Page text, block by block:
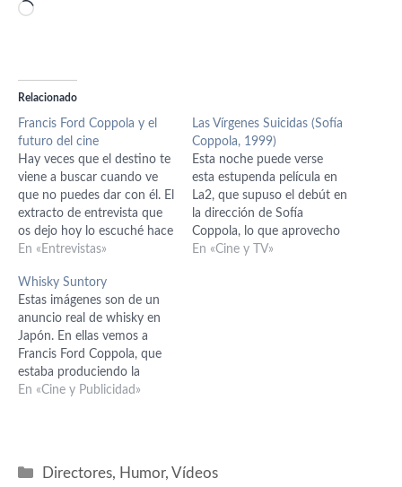
Cargando...
Relacionado
Francis Ford Coppola y el
futuro del cine
Hay veces que el destino te
viene a buscar cuando ve
que no puedes dar con él. El
extracto de entrevista que
os dejo hoy lo escuché hace
muchos años y estuve
dar con él de nuevo sin
conseguirlo. Hace poco,
metido en otros menesteres
he vuelto…
En «Entrevistas»
Las Vírgenes Suicidas (Sofía
Coppola, 1999)
Esta noche puede verse
esta estupenda película en
La2, que supuso el debút en
la dirección de Sofía
Coppola, lo que aprovecho
para recordar la crítica de la
En «Cine y TV»
Whisky Suntory
Estas imágenes son de un
anuncio real de whisky en
Japón. En ellas vemos a
Francis Ford Coppola, que
estaba produciendo la
película de Kurosawa a la
encendido ya la bombilla, ya
En «Cine y Publicidad»
Categorías
Directores, Humor,Vídeos